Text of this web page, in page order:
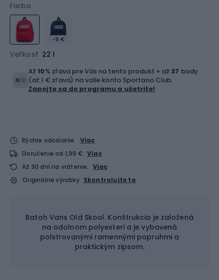
Farba
-9 €
Veľkosť 22 l
Až10% zľava pre Vás na tento produkt + až37 body
(až 1 € zľava) na vaše konto Sportano Club.
Zapojte sa do programu a ušetrite!
Rýchle odoslanie
Viac
Doručenie od 1,99 € Viac
Až 30 dní na vrátenie. Viac
Originálne výrobky Skontrolujte to
Batoh Vans Old Skool. Konštrukcia je založená
na odolnom polyesteri a je vybavená
polstrovanými ramennými popruhmi a
praktickým zipsom.